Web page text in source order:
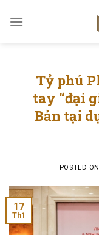
Tỷ phú
tay “đại
Bản tại
POSTED
17
Th1